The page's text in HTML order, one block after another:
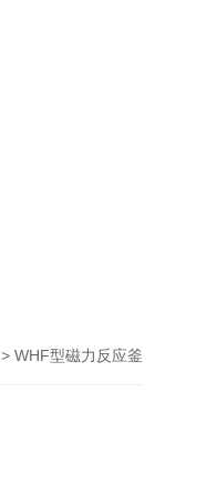
> WHF型磁力反应釜